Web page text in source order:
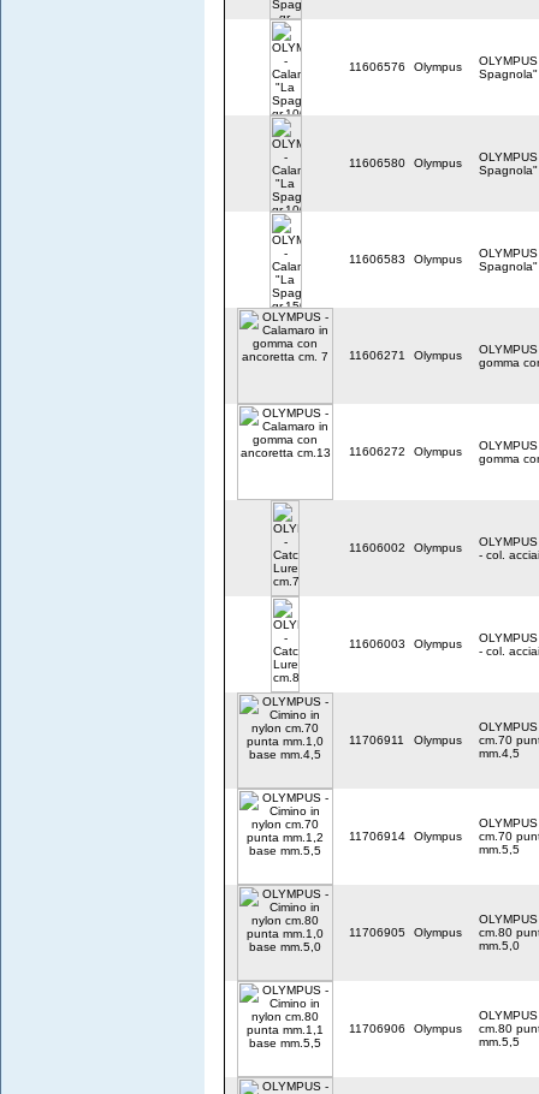
11606576 Olympus
11606580 Olympus
11606583 Olympus
11606271 Olympus
gomma
11606272 Olympus
gomma
11606002 Olympus
- col.
11606003 Olympus
- col.
11706911 Olympus
cm.70
mm.4,5
11706914 Olympus
cm.70
mm.5,5
11706905 Olympus
cm.80
mm.5,0
11706906 Olympus
cm.80
mm.5,5